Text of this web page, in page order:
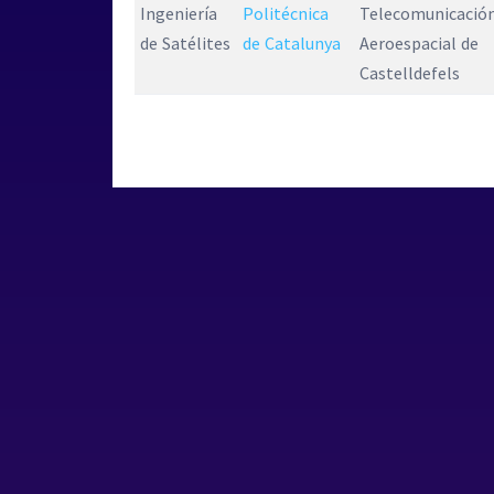
Ingeniería
de Satélites
Politécnica
de Catalunya
Aeroespacial de
Castelldefels